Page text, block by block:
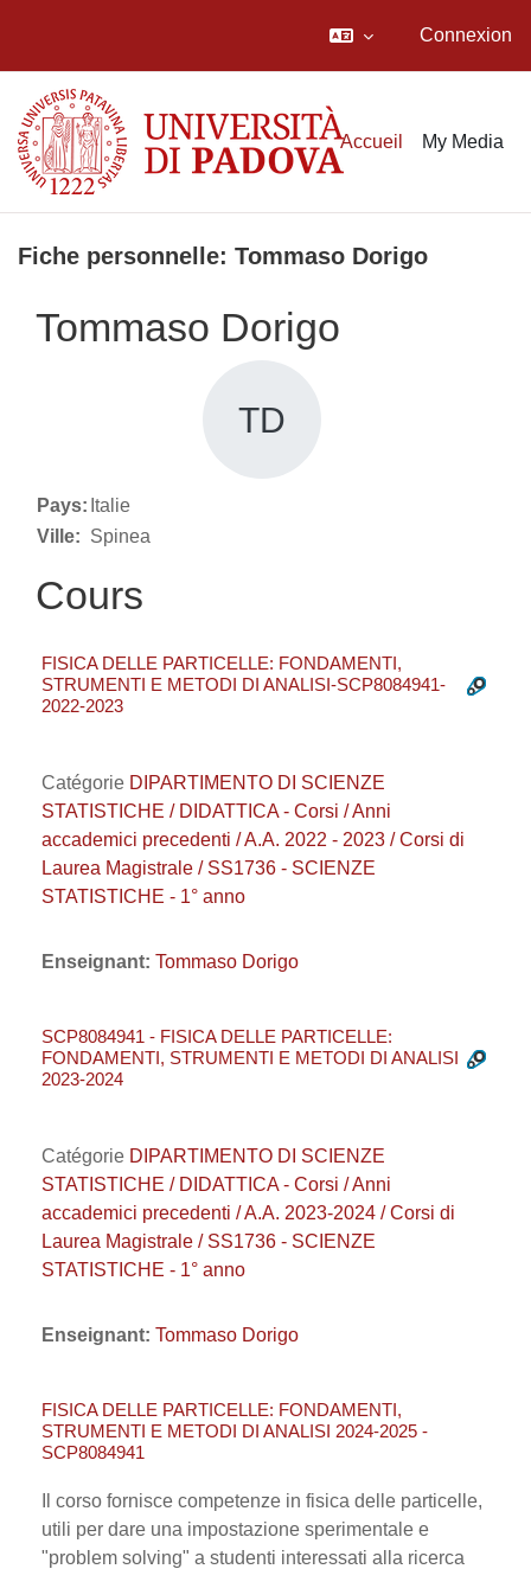
Connexion
Accueil My Media
Fiche personnelle: Tommaso Dorigo
Tommaso Dorigo
TD
Pays: Italie
Ville: Spinea
Cours
FISICA DELLE PARTICELLE: FONDAMENTI,
STRUMENTI E METODI DI ANALISI-SCP8084941-
2022-2023
Catégorie DIPARTIMENTO DI SCIENZE
STATISTICHE / DIDATTICA - Corsi / Anni
accademici precedenti / A.A. 2022 - 2023 / Corsi di
Laurea Magistrale / SS1736 - SCIENZE
STATISTICHE - 1° anno
Enseignant: Tommaso Dorigo
SCP8084941 - FISICA DELLE PARTICELLE:
FONDAMENTI, STRUMENTI E METODI DI ANALISI
2023-2024
Catégorie DIPARTIMENTO DI SCIENZE
STATISTICHE / DIDATTICA - Corsi / Anni
accademici precedenti / A.A. 2023-2024 / Corsi di
Laurea Magistrale / SS1736 - SCIENZE
STATISTICHE - 1° anno
Enseignant: Tommaso Dorigo
FISICA DELLE PARTICELLE: FONDAMENTI,
STRUMENTI E METODI DI ANALISI 2024-2025 -
SCP8084941
Il corso fornisce competenze in fisica delle particelle,
utili per dare una impostazione sperimentale e
"problem solving" a studenti interessati alla ricerca